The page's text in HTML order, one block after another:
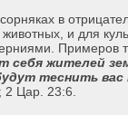
в
и для
Примеров
себя жителей
теснить вас
Цар. 23:6.